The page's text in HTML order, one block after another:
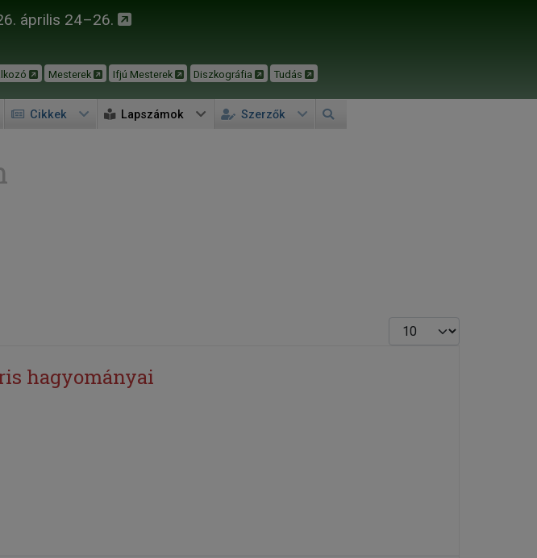
április 24–26.
Mesterek Ifjú Mesterek Diszkográfia Tudás
Cikkek Lapszámok Szerzők
Tételek #
hagyományai